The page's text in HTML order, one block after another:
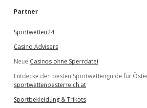
e
Partner
Sportwetten24
Casino Advisers
Neue Casinos ohne Sperrdatei
Entdecke den besten Sportwettenguide für
sportwettenoesterreich.at
Sportbekleidung & Trikots